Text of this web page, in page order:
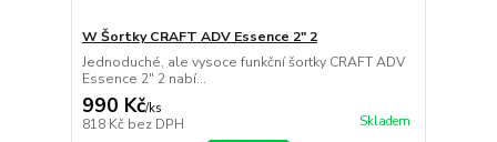
W Šortky CRAFT ADV Essence 2" 2
Jednoduché, ale vysoce funkční šortky CRAFT ADV
Essence 2" 2 nabí...
990 Kč/ks
818 Kč bez DPH Skladem